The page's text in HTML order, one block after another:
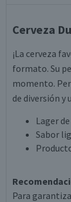
Cerveza
¡La cerveza
formato. Su
momento.
de diversión
Lager
Sabor
Para